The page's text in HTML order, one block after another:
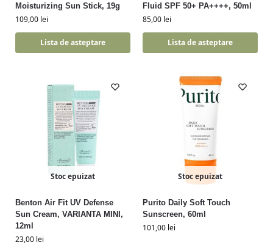
Moisturizing Sun Stick, 19g
109,00 lei
Lista de asteptare
Fluid SPF 50+ PA++++, 50ml
85,00 lei
Lista de asteptare
Stoc epuizat
Benton Air Fit UV Defense
Sun Cream, VARIANTA MINI,
12ml
23,00 lei
Stoc epuizat
Purito Daily Soft Touch
Sunscreen, 60ml
101,00 lei